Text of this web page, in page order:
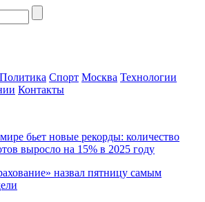
Политика Спорт Москва Технологии
Контакты
бьет новые рекорды: количество
выросло на 15% в 2025 году
назвал пятницу самым